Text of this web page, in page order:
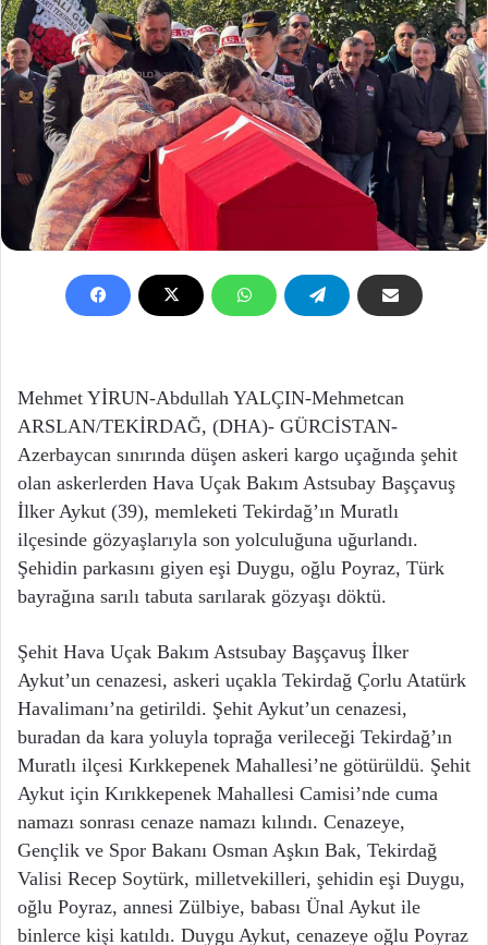
Mehmet YİRUN-Abdullah YALÇIN-Mehmetcan
ARSLAN/TEKİRDAĞ, (DHA)- GÜRCİSTAN-
Azerbaycan sınırında düşen askeri kargo uçağında şehit
olan askerlerden Hava Uçak Bakım Astsubay Başçavuş
İlker Aykut (39), memleketi Tekirdağ’ın Muratlı
ilçesinde gözyaşlarıyla son yolculuğuna uğurlandı.
Şehidin parkasını giyen eşi Duygu, oğlu Poyraz, Türk
bayrağına sarılı tabuta sarılarak gözyaşı döktü.
Şehit Hava Uçak Bakım Astsubay Başçavuş İlker
Aykut’un cenazesi, askeri uçakla Tekirdağ Çorlu Atatürk
Havalimanı’na getirildi. Şehit Aykut’un cenazesi,
buradan da kara yoluyla toprağa verileceği Tekirdağ’ın
Muratlı ilçesi Kırkkepenek Mahallesi’ne götürüldü. Şehit
Aykut için Kırıkkepenek Mahallesi Camisi’nde cuma
namazı sonrası cenaze namazı kılındı. Cenazeye,
Gençlik ve Spor Bakanı Osman Aşkın Bak, Tekirdağ
Valisi Recep Soytürk, milletvekilleri, şehidin eşi Duygu,
oğlu Poyraz, annesi Zülbiye, babası Ünal Aykut ile
binlerce kişi katıldı. Duygu Aykut, cenazeye oğlu Poyraz